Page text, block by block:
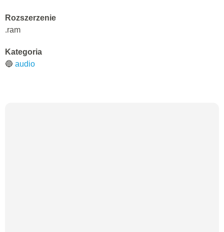
Rozszerzenie
.ram
Kategoria
🔵 audio